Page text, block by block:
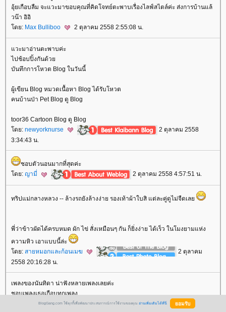
อุ้ยเกือบลืม จะแวะมาขอบคุณที่คิดโจทย์ตะพาบเรื่องไลฟ์สไตล์ค่ะ ส่งการบ้านแล้
วน๊า อิอิ
ดย: Max Bulliboo 2 ตุลาคม 2558 2:55:08 น.
วะมาอ่านตะพาบค่ะ
ไปช้อบปิ้งกันด้ว
บันทึกการโหวต Blog ในวันนี้
ผู้เขียน Blog หมวดเนื้อหา Blog ได้รับโหวต
คนบ้านป่า Pet Blog ดู Blog
toor36 Cartoon Blog ดู Blog
ดย: newyorknurse
2 ตุลาคม 2558
3:34:43 น.
ชอบตัวนอนมากที่สุดค่ะ
ดย: ญามี่ 2 ตุลาคม 2558 4:57:51 น.
ทริปแม่กลางหลวง -- ล้างรถยังล้างง่าย รองเท้าผ้าใบสิ แต่ละคู่ดูไม่จืดเล
พี่ว่าข้าวผัดได้ครบหมด ผัก ไข่ สั่งเหมือนๆ กัน ก็ยิ่งง่าย ได้เร็ว ในโมงยามแห่ง
ความหิว เอาแบบนี้ล่ะ
ดย: สายหมอกและก้อนเมฆ
2 ตุลาคม
2558 20:16:28 น.
เพลงของนันทิดา น่าฟังหลายเพลงเลยค่ะ
ชอบเพลงเธอเกือบทุกเพลง
ความหมายดีๆทั้งนั้นBlogGang.com ใช้คุกกี้เพื่อพัฒนาประสบการณ์การใช้งานของคุณ อ่านเพิ่มเติมได้ที่นี่